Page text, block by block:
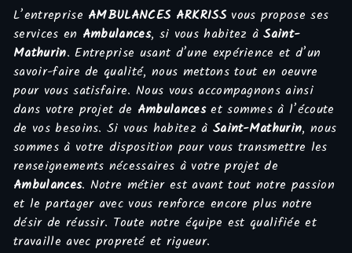
L’entreprise AMBULANCES ARKRISSvous propose ses
services en Ambulances, si vous habitez àSaint-
Mathurin. Entreprise usant d’une expérience et d’un
savoir-faire de qualité, nous mettons tout en oeuvre
pour vous satisfaire. Nous vous accompagnons ainsi
dans votre projet de Ambulanceset sommes à l’écoute
de vos besoins. Si vous habitez à Saint-Mathurin, nous
sommes à votre disposition pour vous transmettre les
renseignements nécessaires à votre projet de
Ambulances. Notre métier est avant tout notre passion
et le partager avec vous renforce encore plus notre
désir de réussir. Toute notre équipe est qualifiée et
travaille avec propreté et rigueur.